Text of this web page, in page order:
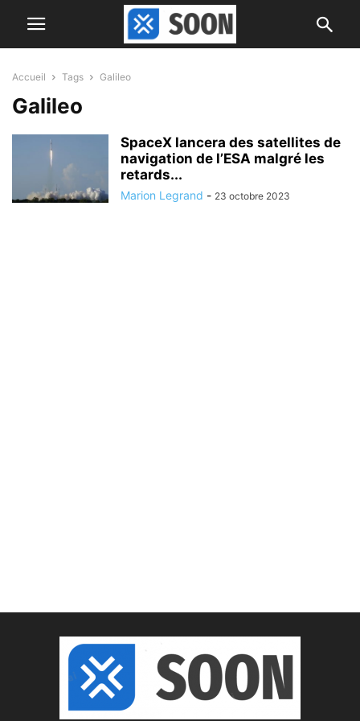
Accueil Tags Galileo
Galileo
SpaceX lancera des satellites de
navigation de l’ESA malgré les
retards...
Marion Legrand - 23 octobre 2023